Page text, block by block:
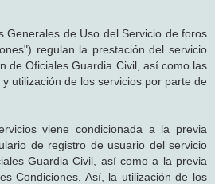
Generales de Uso del Servicio de foros
regulan la prestación del servicio
de Oficiales Guardia Civil, así como las
utilización de los servicios por parte de
viene condicionada a la previa
de registro de usuario del servicio
Guardia Civil, así como a la previa
Condiciones. Así, la utilización de los